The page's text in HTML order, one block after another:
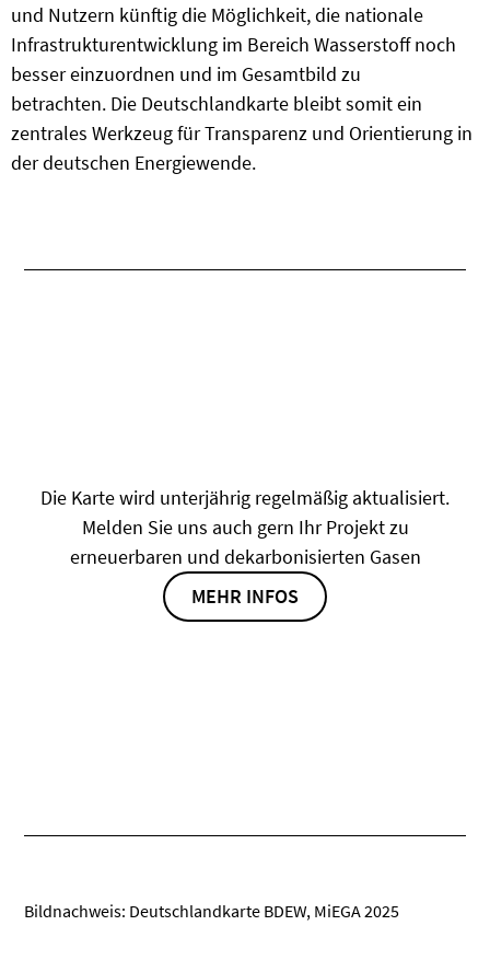
und Nutzern künftig die Möglichkeit, die nationale
Infrastrukturentwicklung im Bereich Wasserstoff noch
besser einzuordnen und im Gesamtbild zu
betrachten. Die Deutschlandkarte bleibt somit ein
zentrales Werkzeug für Transparenz und Orientierung in
der deutschen Energiewende.
Die Karte wird unterjährig regelmäßig aktualisiert.
Melden Sie uns auch gern Ihr Projekt zu
erneuerbaren und dekarbonisierten Gasen
MEHR INFOS
Bildnachweis: Deutschlandkarte BDEW, MiEGA 2025